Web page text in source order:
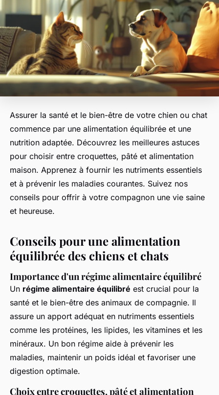
Assurer la santé et le bien-être de votre chien ou chat
commence par une alimentation équilibrée et une
nutrition adaptée. Découvrez les meilleures astuces
pour choisir entre croquettes, pâté et alimentation
maison. Apprenez à fournir les nutriments essentiels
et à prévenir les maladies courantes. Suivez nos
conseils pour offrir à votre compagnon une vie saine
et heureuse.
Conseils pour une alimentation
équilibrée des chiens et chats
Importance d'un régime alimentaire équilibré
Un régime alimentaire équilibré est crucial pour la
santé et le bien-être des animaux de compagnie. Il
assure un apport adéquat en nutriments essentiels
comme les protéines, les lipides, les vitamines et les
minéraux. Un bon régime aide à prévenir les
maladies, maintenir un poids idéal et favoriser une
digestion optimale.
Choix entre croquettes, pâté et alimentation